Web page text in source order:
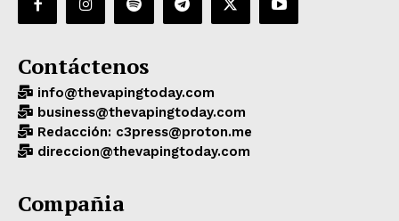
Contáctenos
info@thevapingtoday.com
business@thevapingtoday.com
Redacción: c3press@proton.me
direccion@thevapingtoday.com
Compañia